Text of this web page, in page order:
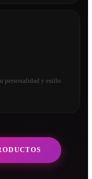
personalidad y estilo.